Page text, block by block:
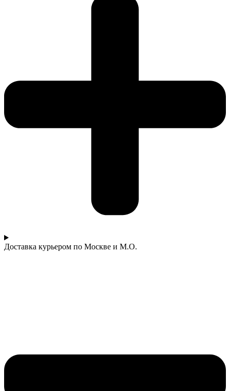
Доставка курьером по Москве и М.О.